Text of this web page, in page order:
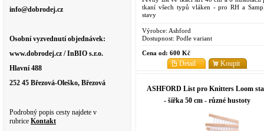
info@dobrodej.cz
Osobní vyzvednutí objednávek:
www.dobrodej.cz / InBIO s.r.o.
Hlavní 488
252 45 Březová-Oleško, Březová
Podrobný popis cesty najdete v
rubrice Kontakt
tkaní všech typů vláken - pro RH a
stavy
Výrobce: Ashford
Dostupnost: Podle variant
Cena od: 600 Kč
Koupit
Detail
ASHFORD List pro Knitters Loom
- šířka 50 cm - různé hustoty